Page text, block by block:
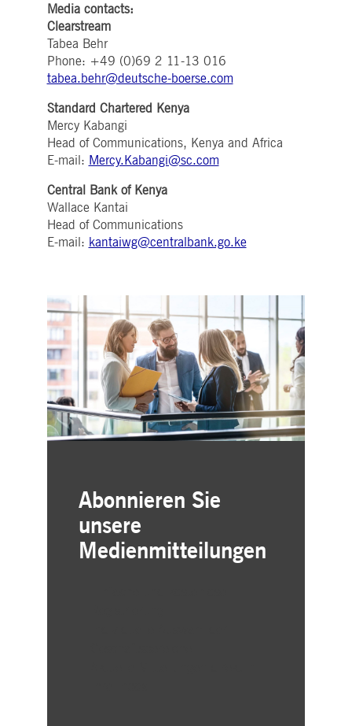
Media contacts:
Clearstream
Tabea Behr
Phone: +49 (0)69 2 11-13 016
tabea.behr@deutsche-boerse.com
Standard Chartered Kenya
Mercy Kabangi
Head of Communications, Kenya and Africa
E-mail: Mercy.Kabangi@sc.com
Central Bank of Kenya
Wallace Kantai
Head of Communications
E-mail: kantaiwg@centralbank.go.ke
Abonnieren Sie
unsere
Medienmitteilungen